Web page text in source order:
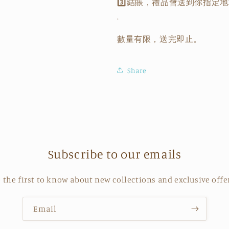
3️⃣ 結賬，禮品會送到你指定
.
數量有限，送完即止。
Share
Subscribe to our emails
the first to know about new collections and exclusive
Email